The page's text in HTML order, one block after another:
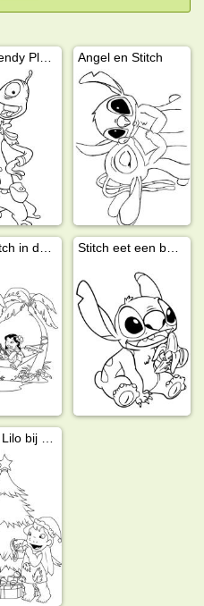
Angel en Stitch